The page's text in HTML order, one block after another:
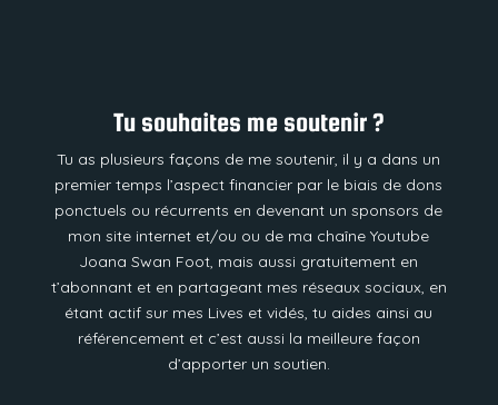
Tu souhaites me soutenir ?
Tu as plusieurs façons de me soutenir, il y a dans un
premier temps l’aspect financier par le biais de dons
ponctuels ou récurrents en devenant un sponsors de
mon site internet et/ou ou de ma chaîne Youtube
Joana Swan Foot, mais aussi gratuitement en
t’abonnant et en partageant mes réseaux sociaux, en
étant actif sur mes Lives et vidés, tu aides ainsi au
référencement et c’est aussi la meilleure façon
d’apporter un soutien.